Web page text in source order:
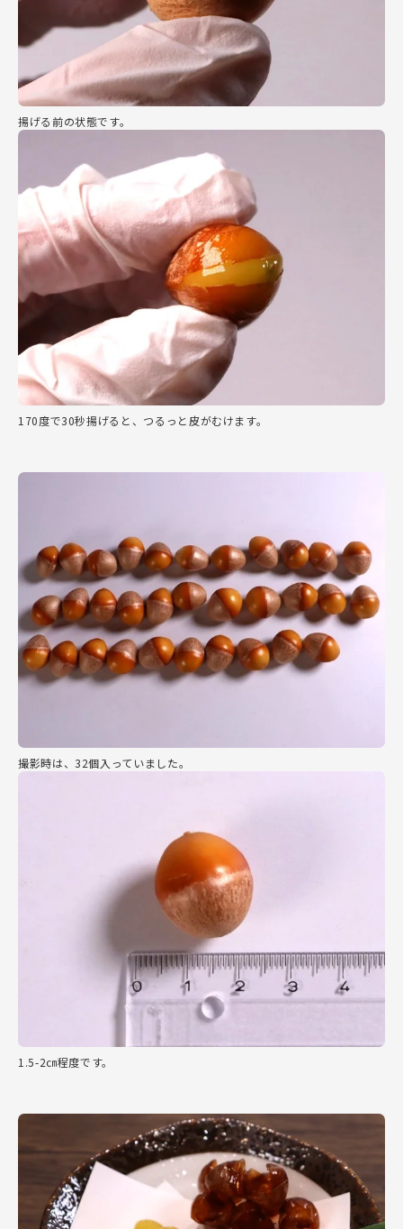
揚げる前の状態です。
170度で30秒揚げると、つるっと皮がむけます。
撮影時は、32個入っていました。
1.5-2㎝程度です。